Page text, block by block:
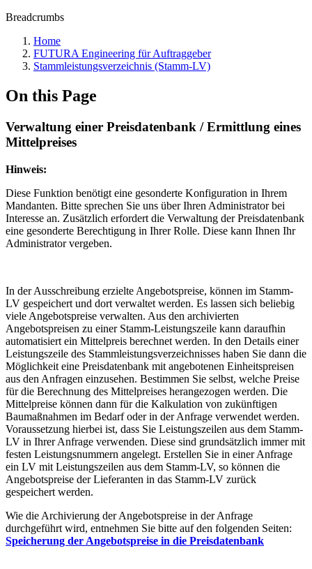
Breadcrumbs
Home
FUTURA Engineering für Auftraggeber
Stammleistungsverzeichnis (Stamm-LV)
On this Page
Verwaltung einer Preisdatenbank / Ermittlung eines
Mittelpreises
Hinweis:
Diese Funktion benötigt eine gesonderte Konfiguration in Ihrem
Mandanten. Bitte sprechen Sie uns über Ihren Administrator bei
Interesse an. Zusätzlich erfordert die Verwaltung der Preisdatenbank
eine gesonderte Berechtigung in Ihrer Rolle. Diese kann Ihnen Ihr
Administrator vergeben.
In der Ausschreibung erzielte Angebotspreise, können im Stamm-
LV gespeichert und dort verwaltet werden. Es lassen sich beliebig
viele Angebotspreise verwalten. Aus den archivierten
Angebotspreisen zu einer Stamm-Leistungszeile kann daraufhin
automatisiert ein Mittelpreis berechnet werden. In den Details einer
Leistungszeile des Stammleistungsverzeichnisses haben Sie dann die
Möglichkeit eine Preisdatenbank mit angebotenen Einheitspreisen
aus den Anfragen einzusehen. Bestimmen Sie selbst, welche Preise
für die Berechnung des Mittelpreises herangezogen werden. Die
Mittelpreise können dann für die Kalkulation von zukünftigen
Baumaßnahmen im Bedarf oder in der Anfrage verwendet werden.
Voraussetzung hierbei ist, dass Sie Leistungszeilen aus dem Stamm-
LV in Ihrer Anfrage verwenden. Diese sind grundsätzlich immer mit
festen Leistungsnummern angelegt. Erstellen Sie in einer Anfrage
ein LV mit Leistungszeilen aus dem Stamm-LV, so können die
Angebotspreise der Lieferanten in das Stamm-LV zurück
gespeichert werden.
Wie die Archivierung der Angebotspreise in der Anfrage
durchgeführt wird, entnehmen Sie bitte auf den folgenden Seiten:
Speicherung der Angebotspreise in die Preisdatenbank